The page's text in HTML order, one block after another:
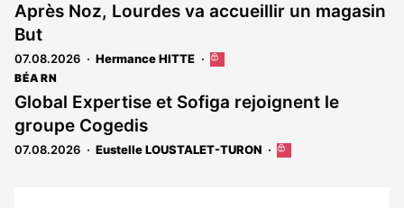
Après Noz, Lourdes va accueillir un magasin
But
07.08.2026 Hermance HITTE
Cet
réservé
abonnés
BÉARN
Global Expertise et Sofiga rejoignent le
groupe Cogedis
07.08.2026 Eustelle LOUSTALET-TURON
Cet